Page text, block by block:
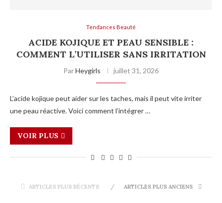
Tendances Beauté
ACIDE KOJIQUE ET PEAU SENSIBLE :
COMMENT L’UTILISER SANS IRRITATION
ParHeygirls juillet 31, 2026
L’acide kojique peut aider sur les taches, mais il peut vite irriter
une peau réactive. Voici comment l’intégrer …
VOIR PLUS
ARTICLES PLUS RÉCENTS ARTICLES PLUS ANCIENS